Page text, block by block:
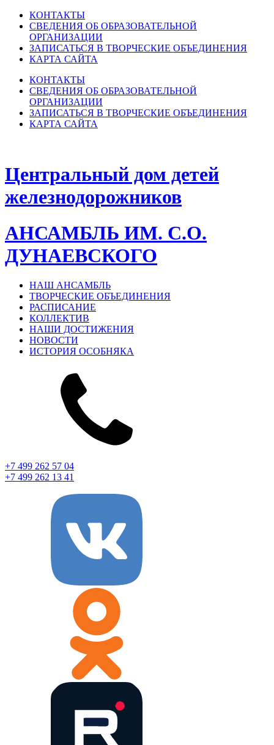
КОНТАКТЫ
СВЕДЕНИЯ ОБ ОБРАЗОВАТЕЛЬНОЙ
ОРГАНИЗАЦИИ
ЗАПИСАТЬСЯ В ТВОРЧЕСКИЕ ОБЪЕДИНЕНИЯ
КАРТА САЙТА
КОНТАКТЫ
СВЕДЕНИЯ ОБ ОБРАЗОВАТЕЛЬНОЙ
ОРГАНИЗАЦИИ
ЗАПИСАТЬСЯ В ТВОРЧЕСКИЕ ОБЪЕДИНЕНИЯ
КАРТА САЙТА
Центральный дом детей
железнодорожников
АНСАМБЛЬ ИМ. С.О.
ДУНАЕВСКОГО
НАШ АНСАМБЛЬ
ТВОРЧЕСКИЕ ОБЪЕДИНЕНИЯ
РАСПИСАНИЕ
КОЛЛЕКТИВ
НАШИ ДОСТИЖЕНИЯ
НОВОСТИ
ИСТОРИЯ ОСОБНЯКА
+7 499 262 57 04
+7 499 262 13 41